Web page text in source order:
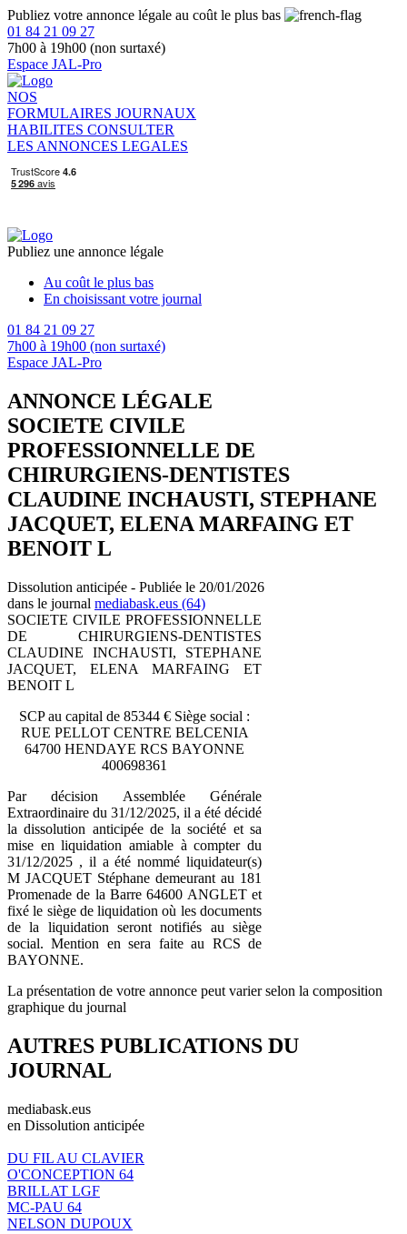
Publiez votre annonce légale au coût le plus bas
01 84 21 09 27
7h00 à 19h00 (non surtaxé)
Espace JAL-Pro
NOS
FORMULAIRES JOURNAUX
HABILITES CONSULTER
LES ANNONCES LEGALES
Publiez une annonce légale
Au coût le plus bas
En choisissant votre journal
01 84 21 09 27
7h00 à 19h00 (non surtaxé)
Espace JAL-Pro
ANNONCE LÉGALE
SOCIETE CIVILE
PROFESSIONNELLE DE
CHIRURGIENS-DENTISTES
CLAUDINE INCHAUSTI, STEPHANE
JACQUET, ELENA MARFAING ET
BENOIT L
Dissolution anticipée - Publiée le 20/01/2026
dans le journal mediabask.eus (64)
SOCIETE CIVILE PROFESSIONNELLE
DE CHIRURGIENS-DENTISTES
CLAUDINE INCHAUSTI, STEPHANE
JACQUET, ELENA MARFAING ET
BENOIT L
SCP au capital de 85344 € Siège social :
RUE PELLOT CENTRE BELCENIA
64700 HENDAYE RCS BAYONNE
400698361
Par décision Assemblée Générale
Extraordinaire du 31/12/2025, il a été décidé
la dissolution anticipée de la société et sa
mise en liquidation amiable à compter du
31/12/2025 , il a été nommé liquidateur(s)
M JACQUET Stéphane demeurant au 181
Promenade de la Barre 64600 ANGLET et
fixé le siège de liquidation où les documents
de la liquidation seront notifiés au siège
social. Mention en sera faite au RCS de
BAYONNE.
La présentation de votre annonce peut varier selon la composition
graphique du journal
AUTRES PUBLICATIONS DU
JOURNAL
mediabask.eus
en Dissolution anticipée
DU FIL AU CLAVIER
O'CONCEPTION 64
BRILLAT LGF
MC-PAU 64
NELSON DUPOUX